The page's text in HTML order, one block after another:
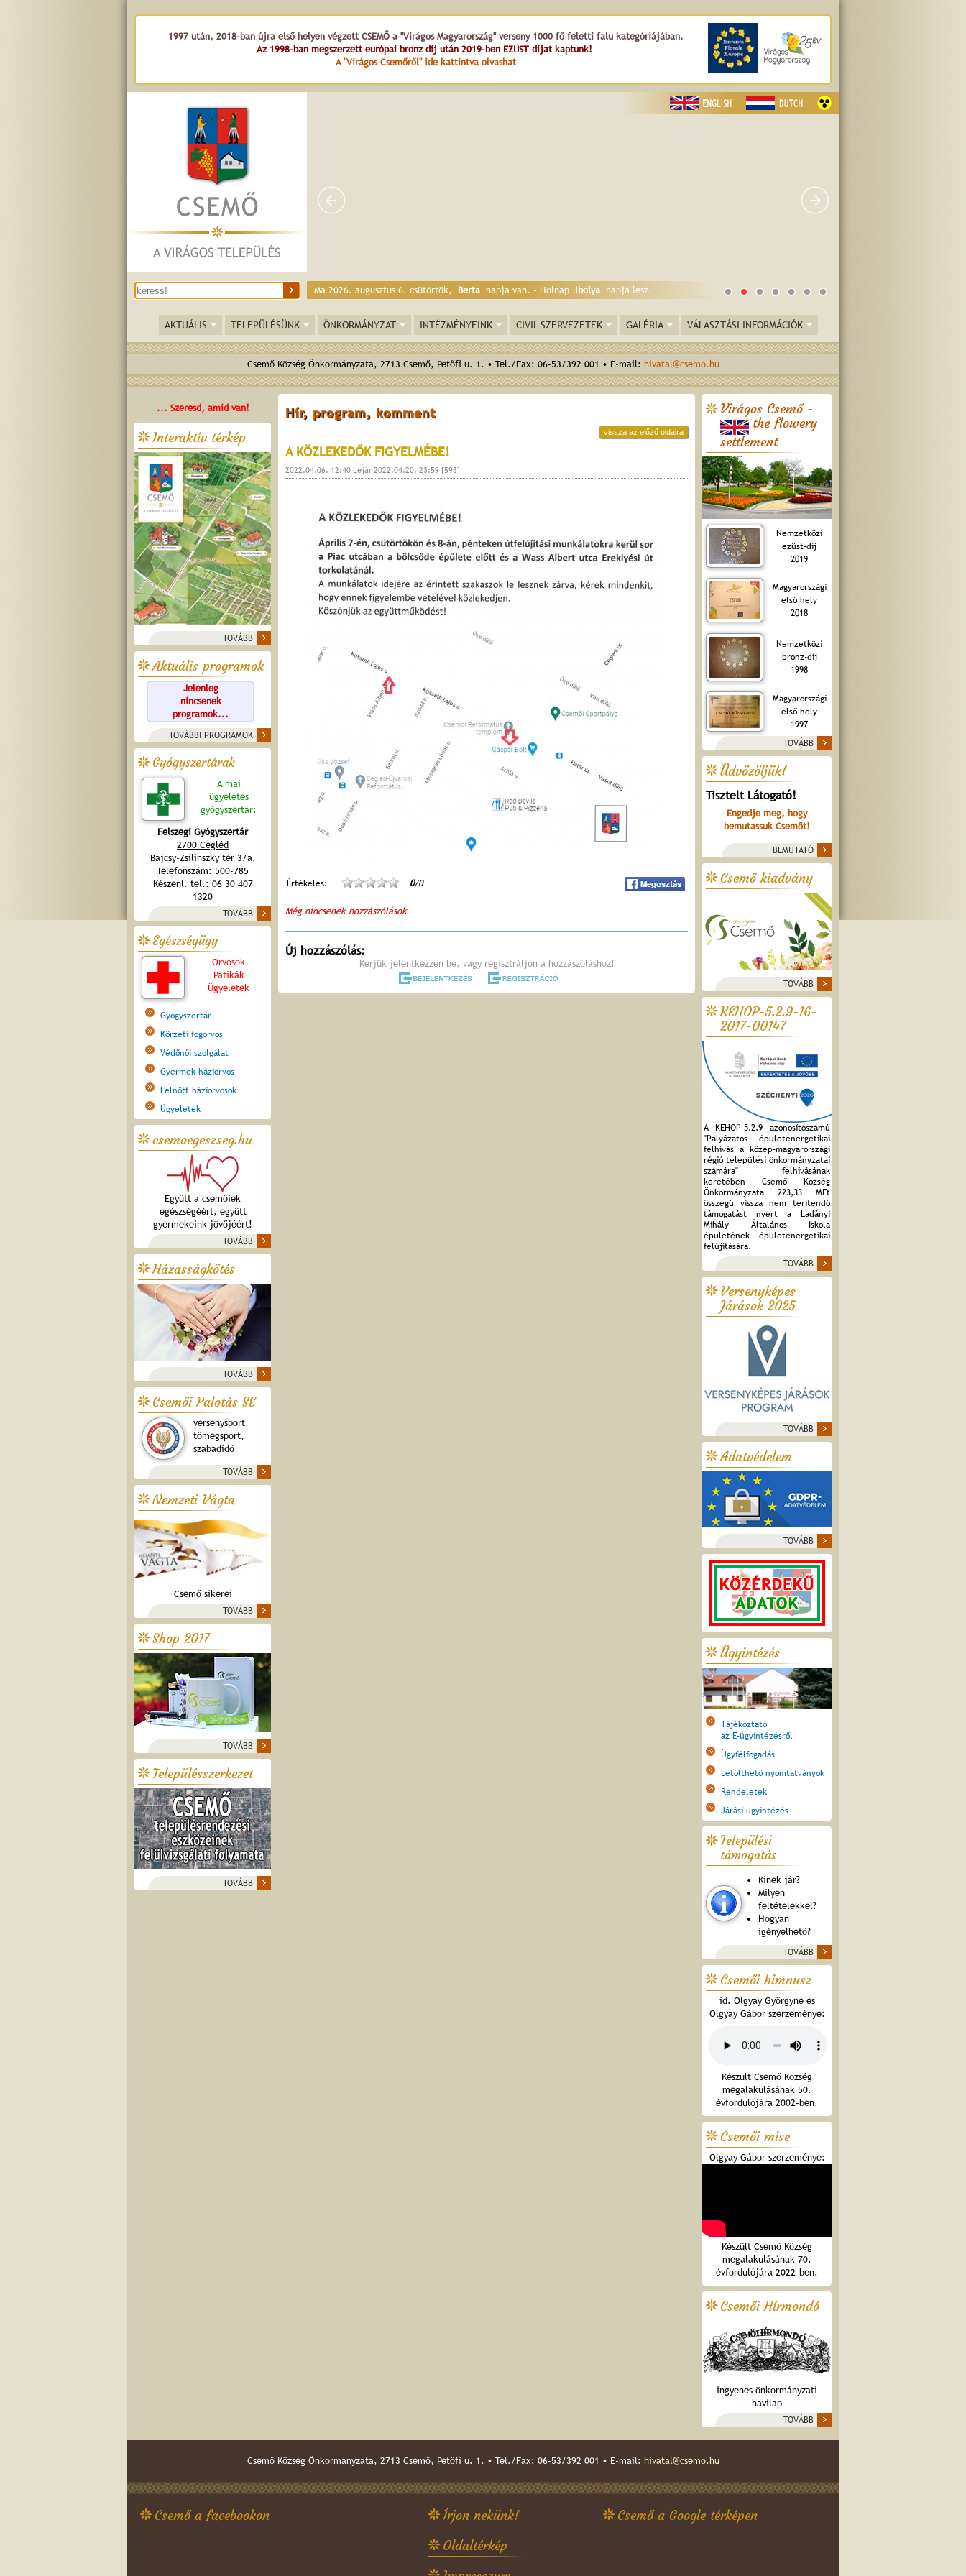
1997 után, 2018-ban újra első helyen végzett CSEMŐ a "Virágos Magyarország" verseny 1000 fő feletti falu kategóriájában.
Az 1998-ban megszerzett európai bronz díj után 2019-ben EZÜST díjat kaptunk!
A "Virágos Csemőről" ide kattintva olvashat
Ma 2026. augusztus 6. csütörtök, Berta napja van. - Holnap Ibolya napja lesz.
AKTUÁLIS TELEPÜLÉSÜNK ÖNKORMÁNYZAT INTÉZMÉNYEINK CIVIL SZERVEZETEK GALÉRIA VÁLASZTÁSI INFORMÁCIÓK
Csemő Község Önkormányzata, 2713 Csemő, Petőfi u. 1. • Tel./Fax: 06-53/392 001 • E-mail: hivatal@csemo.hu
... Szeresd, amid van!
Interaktív térkép
TOVÁBB
Aktuális programok
Jelenleg
nincsenek
programok...
TOVÁBBI PROGRAMOK
Gyógyszertárak
A mai
ügyeletes
gyógyszertár:
Felszegi Gyógyszertár
2700 Cegléd
Bajcsy-Zsilinszky tér 3/a.
Telefonszám: 500-785
Készenl. tel.: 06 30 407
1320
TOVÁBB
Egészségügy
Orvosok
Patikák
Ügyeletek
Gyógyszertár
Körzeti fogorvos
Védőnői szolgálat
Gyermek háziorvos
Felnőtt háziorvosok
Ügyeletek
csemoegeszseg.hu
Együtt a csemőiek
egészségéért, együtt
gyermekeink jövőjéért!
TOVÁBB
Házasságkötés
TOVÁBB
Csemői Palotás SE
versenysport,
tömegsport,
szabadidő
TOVÁBB
Nemzeti Vágta
Csemő sikerei
TOVÁBB
Shop 2017
TOVÁBB
Településszerkezet
TOVÁBB
Hír, program, komment
vissza az előző oldalra
A KÖZLEKEDŐK FIGYELMÉBE!
2022.04.06. 12:40 Lejár 2022.04.20. 23:59 [593]
Értékelés: 0/0
Még nincsenek hozzászólások
Új hozzászólás:
Kérjük jelentkezzen be, vagy regisztráljon a hozzászóláshoz!
Virágos Csemő -
the flowery
settlement
Nemzetközi
ezüst-díj
2019
Magyarországi
első hely
2018
Nemzetközi
bronz-díj
1998
Magyarországi
első hely
1997
TOVÁBB
Üdvözöljük!
Tisztelt Látogató!
Engedje meg, hogy
bemutassuk Csemőt!
BEMUTATÓ
Csemő kiadvány
TOVÁBB
KEHOP-5.2.9-16-
2017-00147
A KEHOP-5.2.9 azonosítószámú
"Pályázatos épületenergetikai
felhívás a közép-magyarországi
régió települési önkormányzatai
számára" felhívásának
keretében Csemő Község
Önkormányzata 223,33 MFt
összegű vissza nem térítendő
támogatást nyert a Ladányi
Mihály Általános Iskola
épületének épületenergetikai
felújítására.
TOVÁBB
Versenyképes
Járások 2025
TOVÁBB
Adatvédelem
TOVÁBB
Ügyintézés
Tájékoztató
az E-ügyintézésről
Ügyfélfogadás
Letölthető nyomtatványok
Rendeletek
Járási ügyintézés
Települési
támogatás
Kinek jár?
Milyen
feltételekkel?
Hogyan
igényelhető?
TOVÁBB
Csemői himnusz
id. Olgyay Györgyné és
Olgyay Gábor szerzeménye:
Készült Csemő Község
megalakulásának 50.
évfordulójára 2002-ben.
Csemői mise
Olgyay Gábor szerzeménye:
Készült Csemő Község
megalakulásának 70.
évfordulójára 2022-ben.
Csemői Hírmondó
ingyenes önkormányzati
havilap
TOVÁBB
Csemő Község Önkormányzata, 2713 Csemő, Petőfi u. 1. • Tel./Fax: 06-53/392 001 • E-mail: hivatal@csemo.hu
Csemő a facebookon
Írjon nekünk!
Oldaltérkép
Csemő a Google térképen